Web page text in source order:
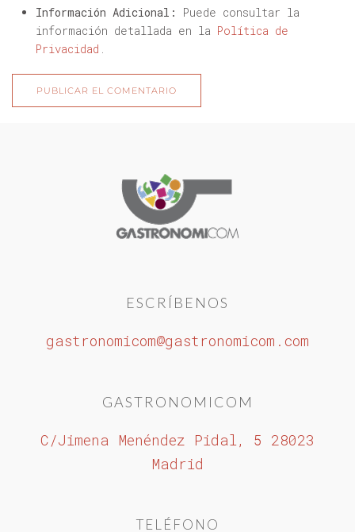
Información Adicional:
Puede consultar la
información detallada en la Política de
Privacidad .
PUBLICAR EL COMENTARIO
ESCRÍBENOS
gastronomicom@gastronomicom.com
GASTRONOMICOM
C/Jimena Menéndez Pidal, 5 28023
Madrid
TELÉFONO